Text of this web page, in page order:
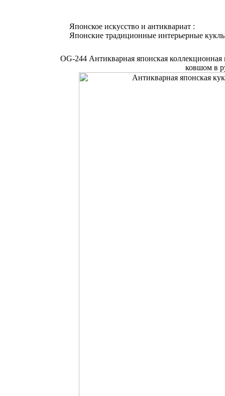
Японское искусство и антиквариат :
Японские традиционные интерьерные
OG-244 Антикварная японская
ковшом в